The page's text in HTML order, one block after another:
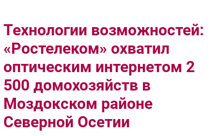
Импорто­замещение
Автоматизация Промышленности
Интернет
Фиксированная связь
Интеграция
Рынок ПК
Маркетинг
Технологии возможностей:
«Ростелеком» охватил
оптическим интернетом 2
500 домохозяйств в
Моздокском районе
Северной Осетии